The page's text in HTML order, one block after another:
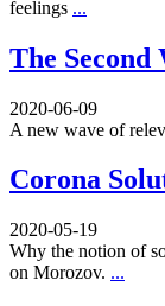
feelings ...
The Second
2020-06-09
A new wave of
Corona
2020-05-19
Why the notion of
on Morozov. ...